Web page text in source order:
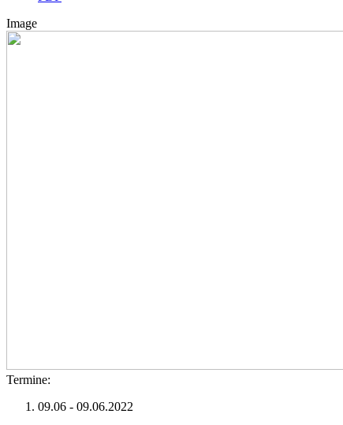
Image
Termine:
09.06 - 09.06.2022